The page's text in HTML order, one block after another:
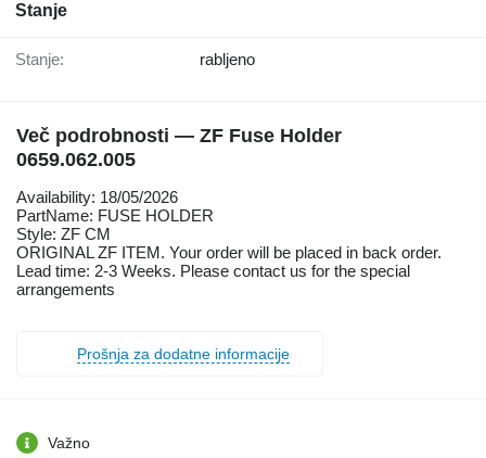
Stanje
Stanje: rabljeno
Več podrobnosti — ZF Fuse Holder
0659.062.005
Availability: 18/05/2026
PartName: FUSE HOLDER
Style: ZF CM
ORIGINAL ZF ITEM. Your order will be placed in back order.
Lead time: 2-3 Weeks. Please contact us for the special
arrangements
Prošnja za dodatne informacije
Važno